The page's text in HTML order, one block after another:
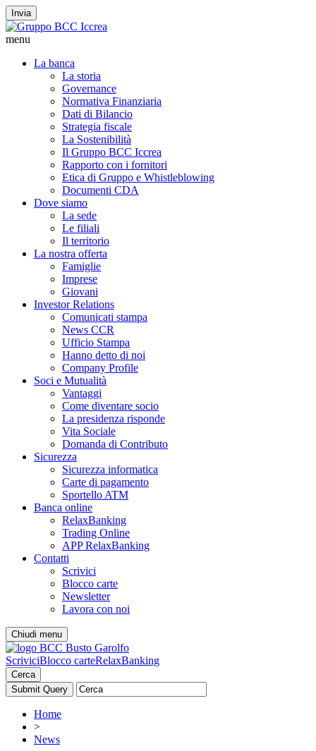
Invia
menu
La banca
La storia
Governance
Normativa Finanziaria
Dati di Bilancio
Strategia fiscale
La Sostenibilità
Il Gruppo BCC Iccrea
Rapporto con i fornitori
Etica di Gruppo e Whistleblowing
Documenti CDA
Dove siamo
La sede
Le filiali
Il territorio
La nostra offerta
Famiglie
Imprese
Giovani
Investor Relations
Comunicati stampa
News CCR
Ufficio Stampa
Hanno detto di noi
Company Profile
Soci e Mutualità
Vantaggi
Come diventare socio
La presidenza risponde
Vita Sociale
Domanda di Contributo
Sicurezza
Sicurezza informatica
Carte di pagamento
Sportello ATM
Banca online
RelaxBanking
Trading Online
APP RelaxBanking
Contatti
Scrivici
Blocco carte
Newsletter
Lavora con noi
Chiudi menu
ScriviciBlocco carteRelaxBanking
Cerca
Home
>
News